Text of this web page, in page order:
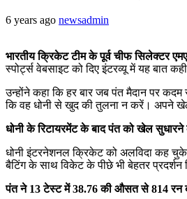
6 years ago newsadmin
भारतीय क्रिकेट टीम के पूर्व चीफ सिलेक्टर
स्पोर्ट्स वेबसाइट को दिए इंटरव्यू में यह बात
उन्होंने कहा कि हर बार जब पंत मैदान पर
कि वह धोनी से खुद की तुलना न करें। अपने
धोनी के रिटायरमेंट के बाद पंत को खेल सुधारने
धोनी इंटरनेशनल क्रिकेट को अलविदा कह चुके
बैटिंग के साथ विकेट के पीछे भी बेहतर प्रदर्शन
पंत ने 13 टेस्ट में 38.76 की औसत से 814 रन